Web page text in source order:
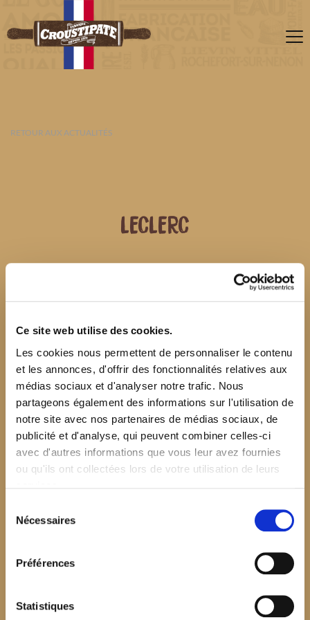
Ce site web utilise des cookies.
Les cookies nous permettent de personnaliser le contenu
et les annonces, d'offrir des fonctionnalités relatives aux
médias sociaux et d'analyser notre trafic. Nous
partageons également des informations sur l'utilisation de
notre site avec nos partenaires de médias sociaux, de
publicité et d'analyse, qui peuvent combiner celles-ci
avec d'autres informations que vous leur avez fournies
ou qu'ils ont collectées lors de votre utilisation de leurs
Nécessaires
Préférences
Statistiques
RETOUR AUX ACTUALITÉS
LECLERC